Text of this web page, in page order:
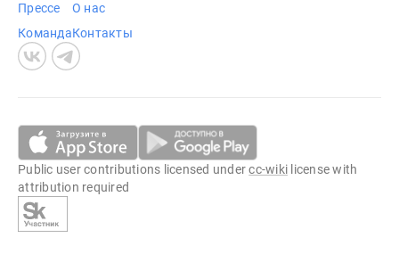
Прессе
Команда
О нас
Контакты
Public user contributions licensed undercc-wiki license with
attribution required